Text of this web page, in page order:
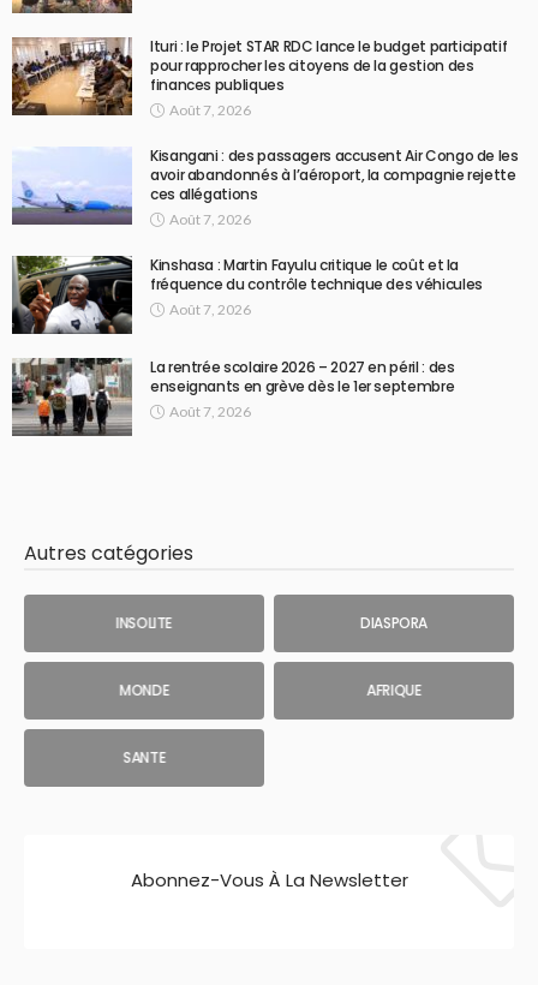
Ituri : le Projet STAR RDC lance le budget participatif
pour rapprocher les citoyens de la gestion des
finances publiques
Août 7, 2026
Kisangani : des passagers accusent Air Congo de les
avoir abandonnés à l’aéroport, la compagnie rejette
ces allégations
Août 7, 2026
Kinshasa : Martin Fayulu critique le coût et la
fréquence du contrôle technique des véhicules
Août 7, 2026
La rentrée scolaire 2026 – 2027 en péril : des
enseignants en grève dès le 1er septembre
Août 7, 2026
Autres catégories
INSOLITE DIASPORA
MONDE AFRIQUE
SANTE
Abonnez-Vous À La Newsletter